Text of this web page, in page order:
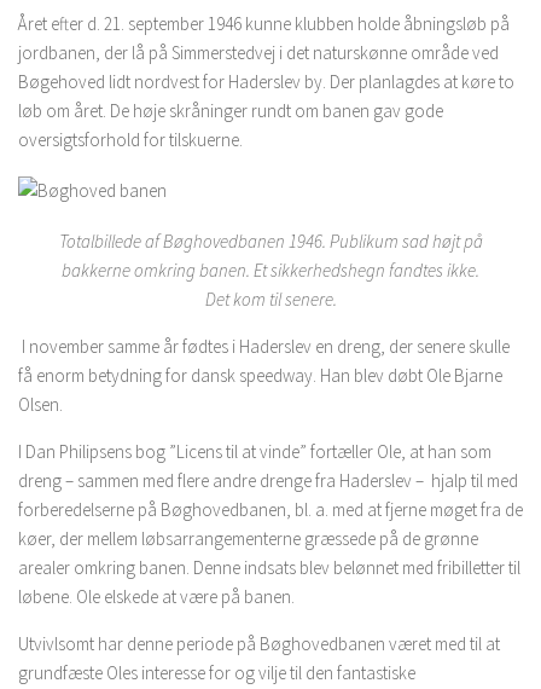
Året efter d. 21. september 1946 kunne klubben holde åbningsløb på
jordbanen, der lå på Simmerstedvej i det naturskønne område ved
Bøgehoved lidt nordvest for Haderslev by. Der planlagdes at køre to
løb om året. De høje skråninger rundt om banen gav gode
oversigtsforhold for tilskuerne.
Totalbillede af Bøghovedbanen 1946. Publikum sad højt på
bakkerne omkring banen. Et sikkerhedshegn fandtes ikke.
Det kom til senere.
I november samme år fødtes i Haderslev en dreng, der senere skulle
få enorm betydning for dansk speedway. Han blev døbt Ole Bjarne
Olsen.
I Dan Philipsens bog ”Licens til at vinde” fortæller Ole, at han som
dreng – sammen med flere andre drenge fra Haderslev – hjalp til med
forberedelserne på Bøghovedbanen, bl. a. med at fjerne møget fra de
køer, der mellem løbsarrangementerne græssede på de grønne
arealer omkring banen. Denne indsats blev belønnet med fribilletter til
løbene. Ole elskede at være på banen.
Utvivlsomt har denne periode på Bøghovedbanen været med til at
grundfæste Oles interesse for og vilje til den fantastiske